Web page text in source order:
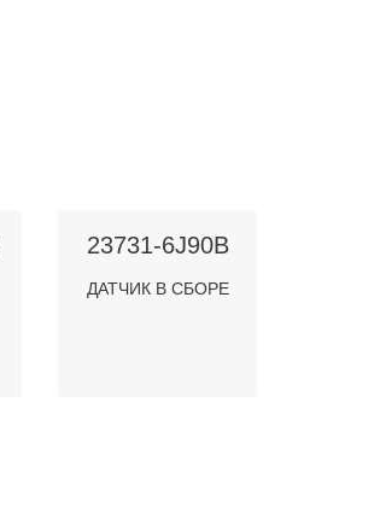
23731-6J90B
ДАТЧИК В СБОРЕ